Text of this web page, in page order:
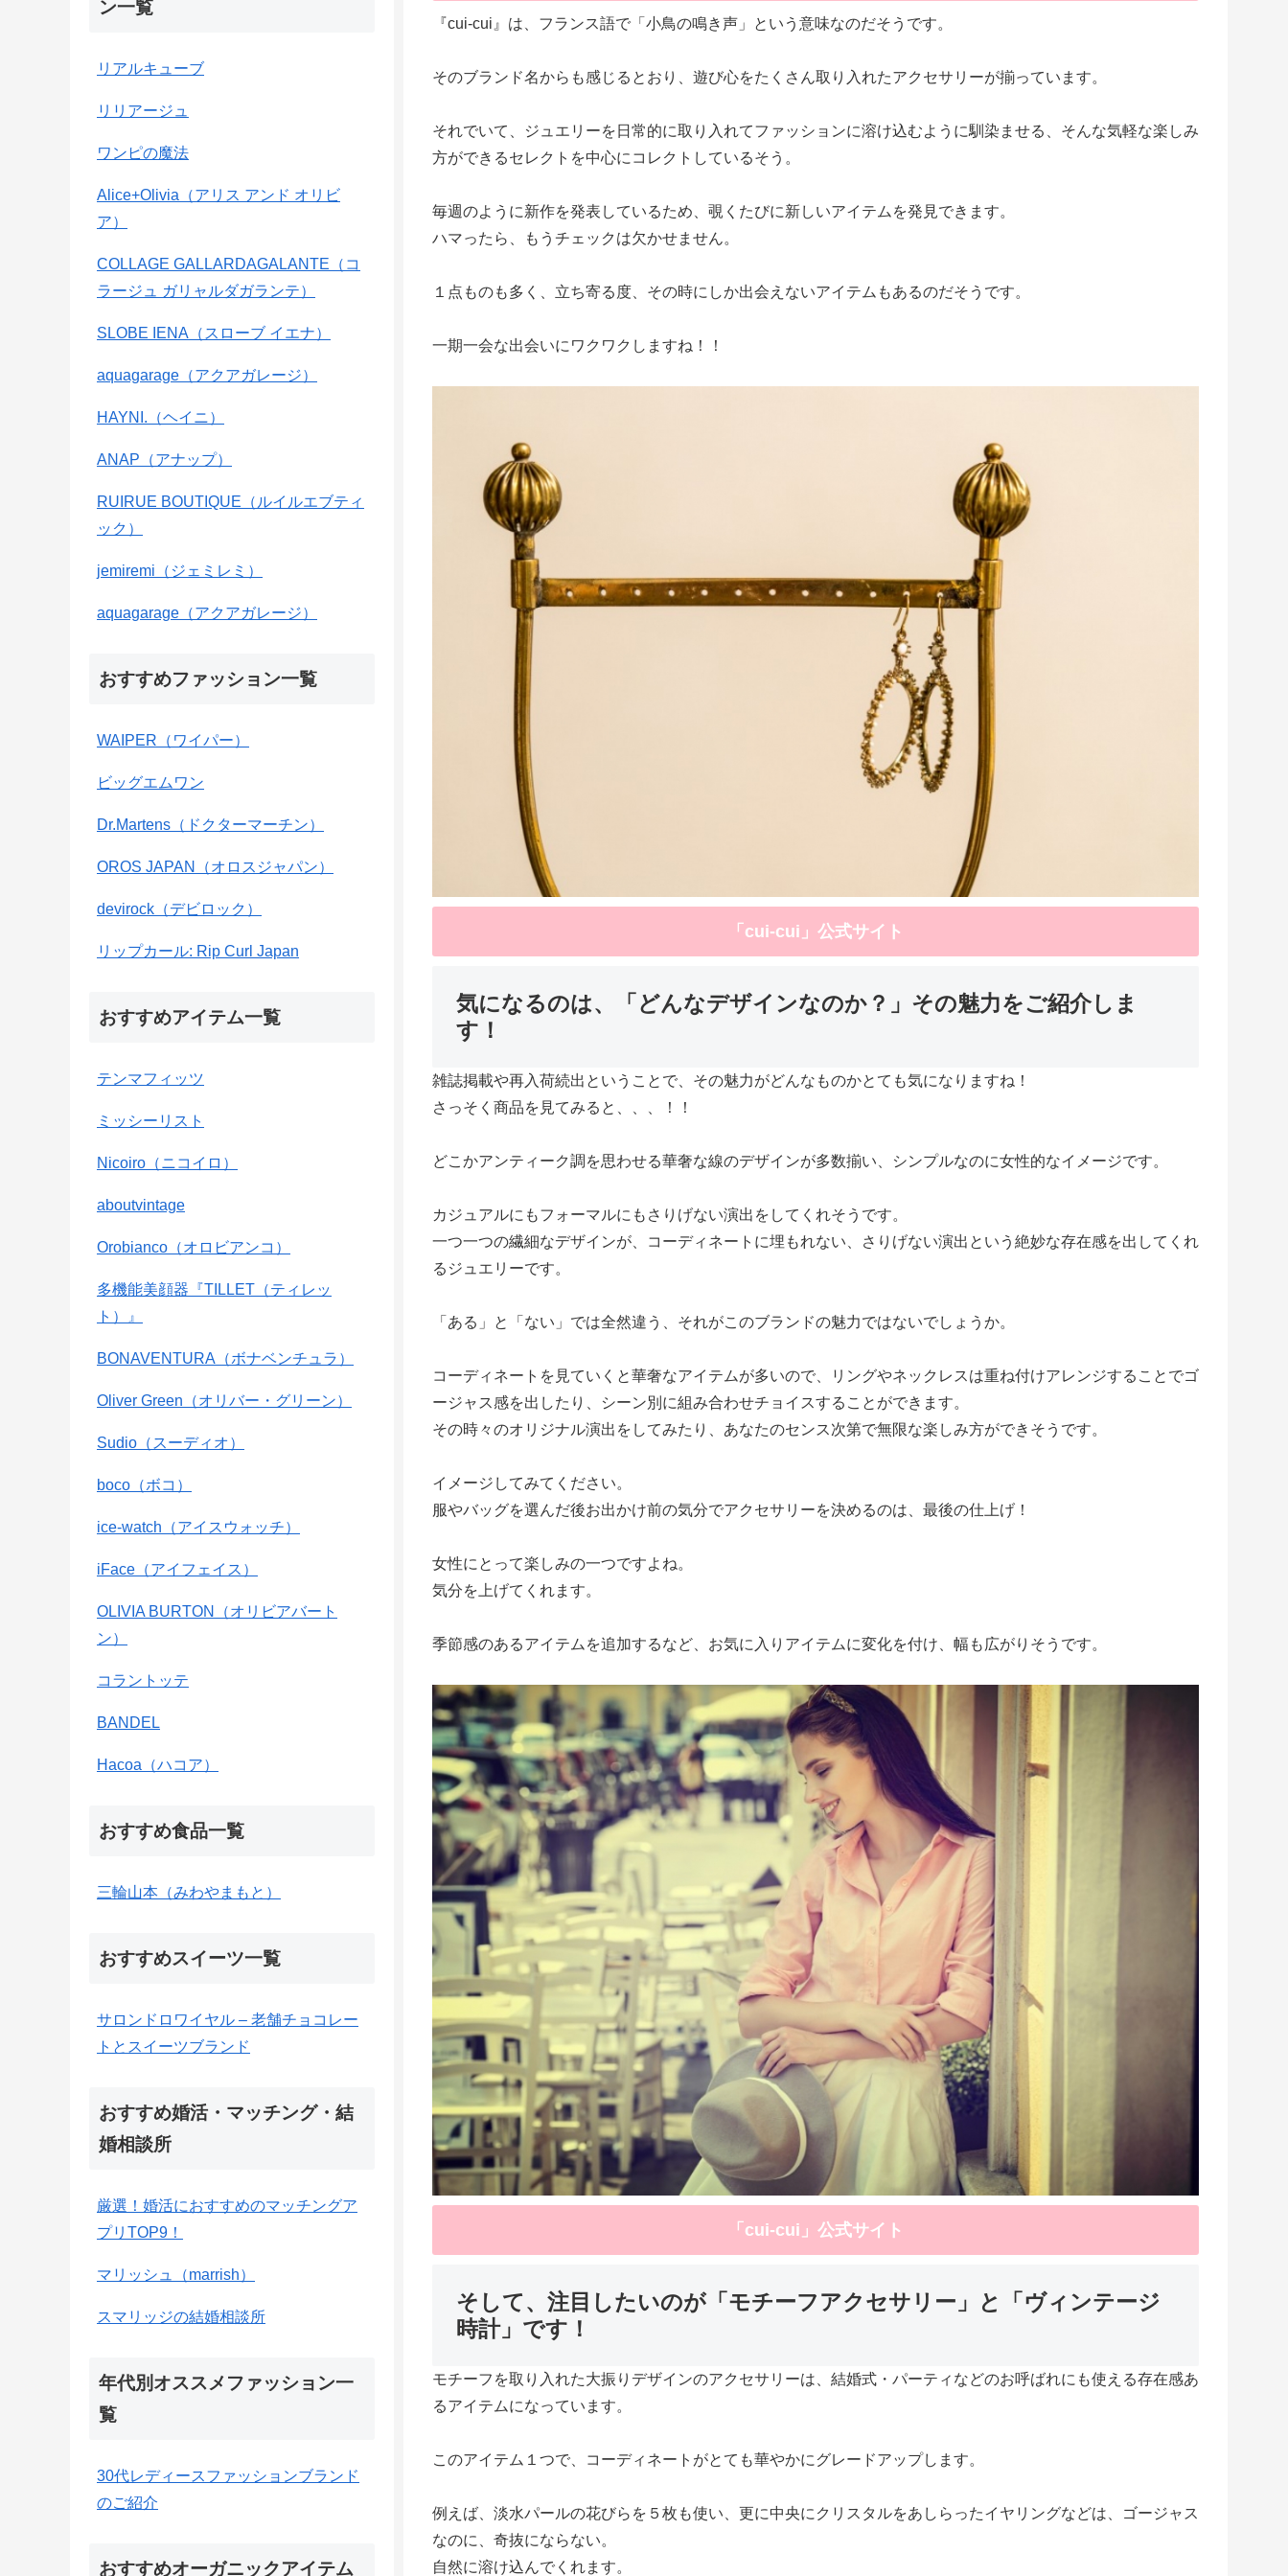
『cui-cui』は、フランス語で「小鳥の鳴き声」という意味なのだそうです。
そのブランド名からも感じるとおり、遊び心をたくさん取り入れたアクセサリーが揃っています。
それでいて、ジュエリーを日常的に取り入れてファッションに溶け込むように馴染ませる、そんな気軽な楽しみ
方ができるセレクトを中心にコレクトしているそう。
毎週のように新作を発表しているため、覗くたびに新しいアイテムを発見できます。
ハマったら、もうチェックは欠かせません。
１点ものも多く、立ち寄る度、その時にしか出会えないアイテムもあるのだそうです。
一期一会な出会いにワクワクしますね！！
「cui-cui」公式サイト
気になるのは、「どんなデザインなのか？」その魅力をご紹介しま
す！
雑誌掲載や再入荷続出ということで、その魅力がどんなものかとても気になりますね！
さっそく商品を見てみると、、、！！
どこかアンティーク調を思わせる華奢な線のデザインが多数揃い、シンプルなのに女性的なイメージです。
カジュアルにもフォーマルにもさりげない演出をしてくれそうです。
一つ一つの繊細なデザインが、コーディネートに埋もれない、さりげない演出という絶妙な存在感を出してくれ
るジュエリーです。
「ある」と「ない」では全然違う、それがこのブランドの魅力ではないでしょうか。
コーディネートを見ていくと華奢なアイテムが多いので、リングやネックレスは重ね付けアレンジすることでゴ
ージャス感を出したり、シーン別に組み合わせチョイスすることができます。
その時々のオリジナル演出をしてみたり、あなたのセンス次第で無限な楽しみ方ができそうです。
イメージしてみてください。
服やバッグを選んだ後お出かけ前の気分でアクセサリーを決めるのは、最後の仕上げ！
女性にとって楽しみの一つですよね。
気分を上げてくれます。
季節感のあるアイテムを追加するなど、お気に入りアイテムに変化を付け、幅も広がりそうです。
「cui-cui」公式サイト
そして、注目したいのが「モチーフアクセサリー」と「ヴィンテージ
時計」です！
モチーフを取り入れた大振りデザインのアクセサリーは、結婚式・パーティなどのお呼ばれにも使える存在感あ
るアイテムになっています。
このアイテム１つで、コーディネートがとても華やかにグレードアップします。
例えば、淡水パールの花びらを５枚も使い、更に中央にクリスタルをあしらったイヤリングなどは、ゴージャス
なのに、奇抜にならない。
自然に溶け込んでくれます。
ン一覧
リアルキューブ
リリアージュ
ワンピの魔法
Alice+Olivia（アリス アンド オリビ
ア）
COLLAGE GALLARDAGALANTE（コ
ラージュ ガリャルダガランテ）
SLOBE IENA（スローブ イエナ）
aquagarage（アクアガレージ）
HAYNI.（ヘイニ）
ANAP（アナップ）
RUIRUE BOUTIQUE（ルイルエブティ
ック）
jemiremi（ジェミレミ）
aquagarage（アクアガレージ）
おすすめファッション一覧
WAIPER（ワイパー）
ビッグエムワン
Dr.Martens（ドクターマーチン）
OROS JAPAN（オロスジャパン）
devirock（デビロック）
リップカール: Rip Curl Japan
おすすめアイテム一覧
テンマフィッツ
ミッシーリスト
Nicoiro（ニコイロ）
aboutvintage
Orobianco（オロビアンコ）
多機能美顔器『TILLET（ティレッ
ト）』
BONAVENTURA（ボナベンチュラ）
Oliver Green（オリバー・グリーン）
Sudio（スーディオ）
boco（ボコ）
ice-watch（アイスウォッチ）
iFace（アイフェイス）
OLIVIA BURTON（オリビアバート
ン）
コラントッテ
BANDEL
Hacoa（ハコア）
おすすめ食品一覧
三輪山本（みわやまもと）
おすすめスイーツ一覧
サロンドロワイヤル – 老舗チョコレー
トとスイーツブランド
おすすめ婚活・マッチング・結
婚相談所
厳選！婚活におすすめのマッチングア
プリTOP9！
マリッシュ（marrish）
スマリッジの結婚相談所
年代別オススメファッション一
覧
30代レディースファッションブランド
のご紹介
おすすめオーガニックアイテム